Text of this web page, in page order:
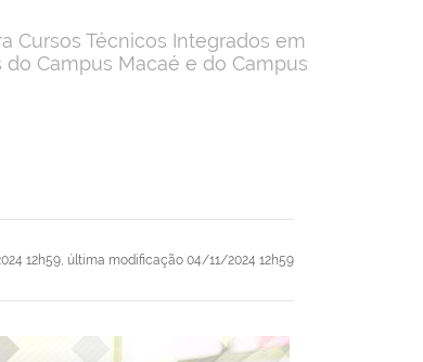
12h59, última modificação04/11/2024 12h59
Cursos Técnicos Integrados em
do Campus Macaé e do Campus